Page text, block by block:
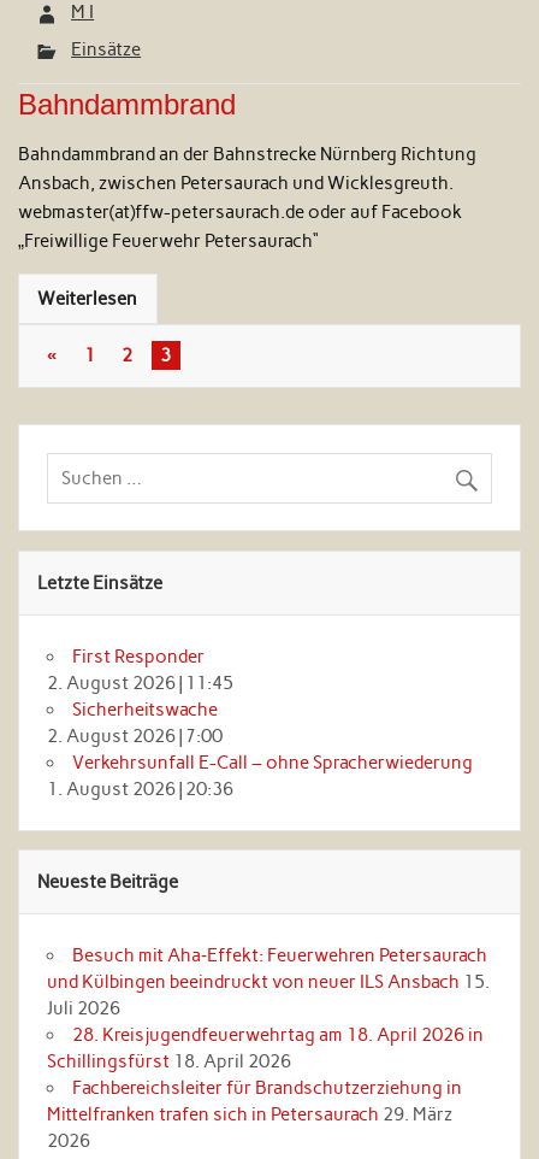
M I
Einsätze
Bahndammbrand
Bahndammbrand an der Bahnstrecke Nürnberg Richtung
Ansbach, zwischen Petersaurach und Wicklesgreuth.
webmaster(at)ffw-petersaurach.de oder auf Facebook
„Freiwillige Feuerwehr Petersaurach“
Weiterlesen
« 1 2 3
Letzte Einsätze
First Responder
2. August 2026| 11:45
Sicherheitswache
2. August 2026| 7:00
Verkehrsunfall E-Call – ohne Spracherwiederung
1. August 2026| 20:36
Neueste Beiträge
Besuch mit Aha‑Effekt: Feuerwehren Petersaurach
und Külbingen beeindruckt von neuer ILS Ansbach 15.
Juli 2026
28. Kreisjugendfeuerwehrtag am 18. April 2026 in
Schillingsfürst 18. April 2026
Fachbereichsleiter für Brandschutzerziehung in
Mittelfranken trafen sich in Petersaurach 29. März
2026